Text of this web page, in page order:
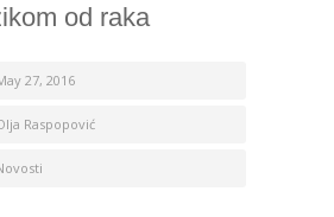
od raka
27, 2016
Raspopović